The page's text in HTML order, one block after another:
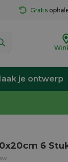
Gratis
je ontwerp
6